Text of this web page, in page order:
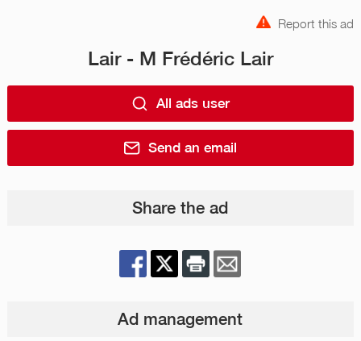
Report this ad
Lair - M Frédéric Lair
All ads user
Send an email
Share the ad
Ad management